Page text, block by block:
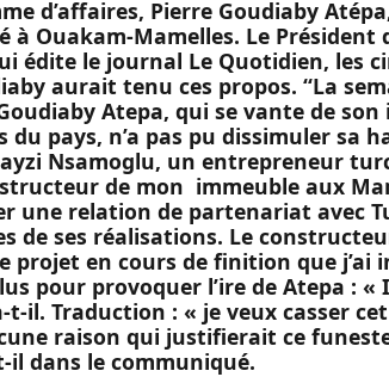
d’affaires, Pierre Goudiaby
à Ouakam-Mamelles. Le Président
édite le journal Le Quotidien, les
aurait tenu ces propos. “La
Atepa, qui se vante de
pays, n’a pas pu dissimuler sa
Nsamoglu, un entrepreneur
de mon immeuble aux
une relation de partenariat avec
de ses réalisations. Le
projet en cours de finition que j’ai
pour provoquer l’ire de Atepa :
il. Traduction : « je veux casser
raison qui justifierait ce
il dans le communiqué.